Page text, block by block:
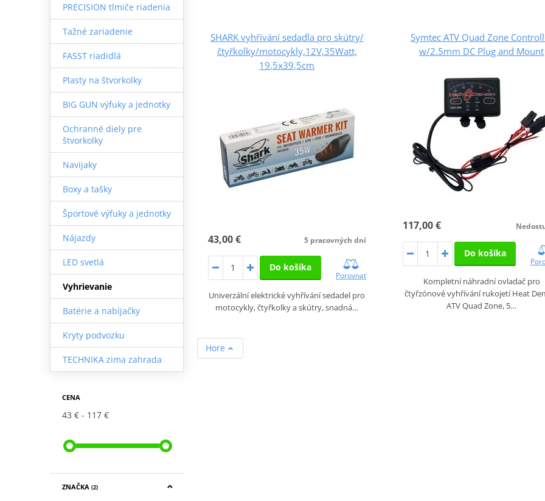
PRECISION tlmiče riadenia
Tažné zariadenie
FASST riadidlá
Plasty na štvorkolky
BIG GUN výfuky a jednotky
Ochranné diely pre
štvorkolky
Navijaky
Boxy a tašky
Športové výfuky a jednotky
Nájazdy
LED svetlá
Vyhrievanie
Batérie a nabíjačky
Kryty podvozku
TECHNIKA zima zahrada
CENA
43 € 117 €
ZNAČKA (2)
SHARK vyhřívání sedadla pro skútry/
čtyřkolky/motocykly,12V,35Watt,
19,5x39,5cm
43,00 € 5 pracovných dní
Do košíka
Porovnať
Univerzální elektrické vyhřívání sedadel pro
motocykly, čtyřkolky a skútry, snadná…
Symtec ATV Quad Zone
w/2.5mm DC Plug and Mount
117,00 €
Do košíka
Kompletní náhradní ovladač pro
čtyřzónové vyhřívání rukojetí Heat
ATV Quad Zone, 5…
Hore